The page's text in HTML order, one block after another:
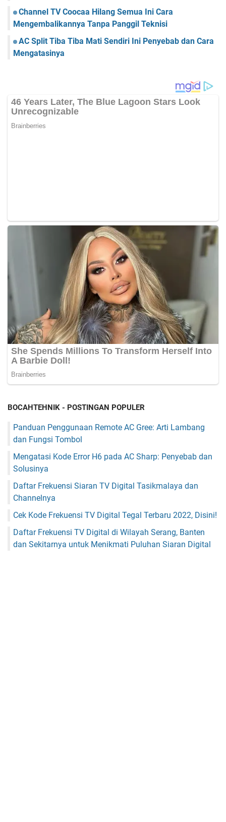
Channel TV Coocaa Hilang Semua Ini Cara
Mengembalikannya Tanpa Panggil Teknisi
AC Split Tiba Tiba Mati Sendiri Ini Penyebab dan Cara
Mengatasinya
BOCAHTEHNIK - POSTINGAN POPULER
Panduan Penggunaan Remote AC Gree: Arti Lambang
dan Fungsi Tombol
Mengatasi Kode Error H6 pada AC Sharp: Penyebab dan
Solusinya
Daftar Frekuensi Siaran TV Digital Tasikmalaya dan
Channelnya
Cek Kode Frekuensi TV Digital Tegal Terbaru 2022, Disini!
Daftar Frekuensi TV Digital di Wilayah Serang, Banten
dan Sekitarnya untuk Menikmati Puluhan Siaran Digital